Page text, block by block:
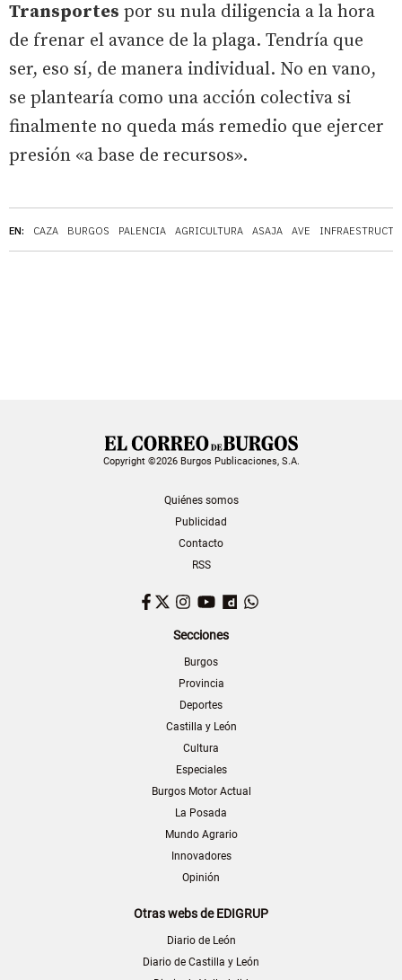
EN: CAZA BURGOS PALENCIA AGRICULTURA ASAJA AVE
Transportes por su nula diligencia a la hora
de frenar el avance de la plaga. Tendría que
ser, eso sí, de manera individual. No en vano,
se plantearía como una acción colectiva si
finalmente no queda más remedio que ejercer
presión «a base de recursos».
Copyright ©2026 Burgos Publicaciones, S.A.
Quiénes somos
Publicidad
Contacto
RSS
Facebook
TwitterInstagram
YouTubeDailymotion
Secciones
Burgos
Provincia
Deportes
Castilla y León
Cultura
Especiales
Burgos Motor Actual
La Posada
Mundo Agrario
Innovadores
Opinión
Otras webs de EDIGRUP
Diario de León
Diario de Castilla y León